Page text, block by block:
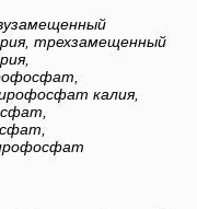
трехзамещенный
калия,